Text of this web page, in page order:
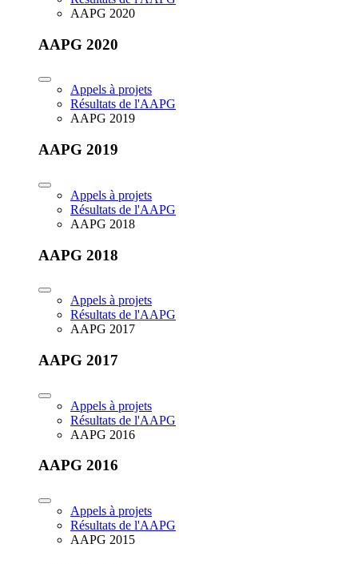
AAPG 2020
AAPG 2020
Appels à projets
Résultats de l'AAPG
AAPG 2019
AAPG 2019
Appels à projets
Résultats de l'AAPG
AAPG 2018
AAPG 2018
Appels à projets
Résultats de l'AAPG
AAPG 2017
AAPG 2017
Appels à projets
Résultats de l'AAPG
AAPG 2016
AAPG 2016
Appels à projets
Résultats de l'AAPG
AAPG 2015